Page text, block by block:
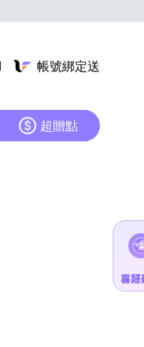
帳號綁定送
超贈點